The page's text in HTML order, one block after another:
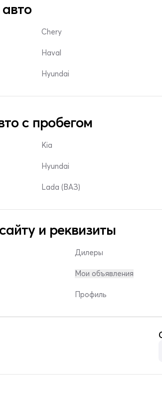
Chery
Haval
Hyundai
с пробегом
Kia
Hyundai
Lada (ВАЗ)
и реквизиты
Дилеры
Мои объявления
Профиль